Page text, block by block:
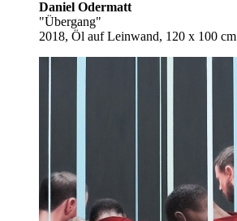
Daniel Odermatt
"Übergang"
2018, Öl auf Leinwand, 120 x 100 cm